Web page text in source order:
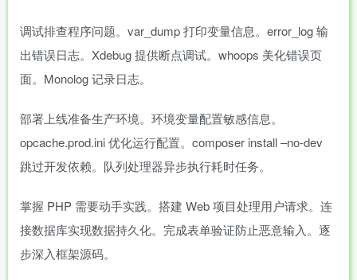
调试排查程序问题。var_dump 打印变量信息。error_log 输
出错误日志。Xdebug 提供断点调试。whoops 美化错误页
面。Monolog 记录日志。
部署上线准备生产环境。环境变量配置敏感信息。
opcache.prod.ini 优化运行配置。composer install –no-dev
跳过开发依赖。队列处理器异步执行耗时任务。
掌握 PHP 需要动手实践。搭建 Web 项目处理用户请求。连
接数据库实现数据持久化。完成表单验证防止恶意输入。逐
步深入框架源码。